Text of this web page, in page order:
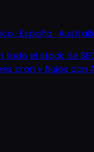
· España ·
todo el stack de
cron y flujos con